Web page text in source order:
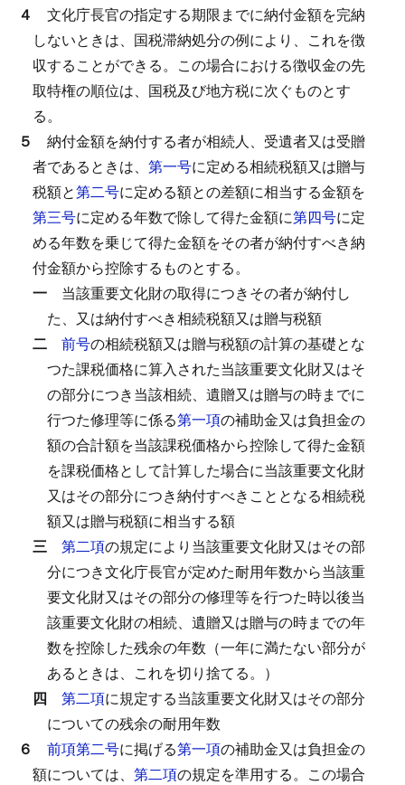
４ 文化庁長官の指定する期限までに納付金額を完納
しないときは、国税滞納処分の例により、これを徴
収することができる。 この場合における徴収金の先
取特権の順位は、国税及び地方税に次ぐものとす
る。
５ 納付金額を納付する者が相続人、受遺者又は受贈
者であるときは、 第一号に定める相続税額又は贈与
税額と第二号に定める額との差額に相当する金額を
第三号に定める年数で除して得た金額に第四号に定
める年数を乗じて得た金額をその者が納付すべき納
付金額から控除するものとする。
一 当該重要文化財の取得につきその者が納付し
た、又は納付すべき相続税額又は贈与税額
二 前号の相続税額又は贈与税額の計算の基礎とな
つた課税価格に算入された当該重要文化財又はそ
の部分につき当該相続、遺贈又は贈与の時までに
行つた修理等に係る第一項の補助金又は負担金の
額の合計額を当該課税価格から控除して得た金額
を課税価格として計算した場合に当該重要文化財
又はその部分につき納付すべきこととなる相続税
額又は贈与税額に相当する額
三 第二項の規定により当該重要文化財又はその部
分につき文化庁長官が定めた耐用年数から当該重
要文化財又はその部分の修理等を行つた時以後当
該重要文化財の相続、遺贈又は贈与の時までの年
数を控除した残余の年数（一年に満たない部分が
あるときは、これを切り捨てる。）
四 第二項に規定する当該重要文化財又はその部分
についての残余の耐用年数
６ 前項第二号に掲げる第一項の補助金又は負担金の
額については、 第二項の規定を準用する。 この場合